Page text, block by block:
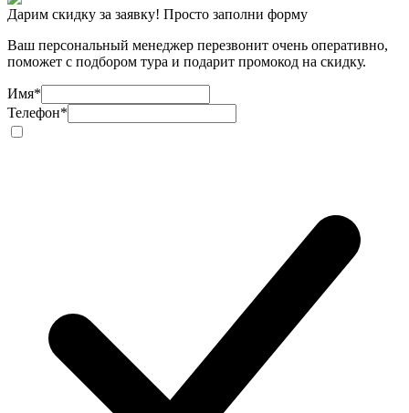
Дарим скидку за заявку! Просто заполни форму
Ваш персональный менеджер перезвонит очень оперативно,
поможет с подбором тура и подарит промокод на скидку.
Имя*
Телефон*